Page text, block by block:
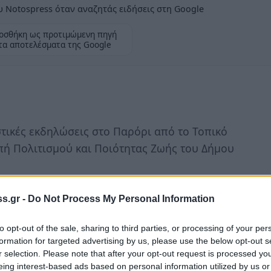
- Do Not Process My Personal Information
opt-out of the sale, sharing to third parties, or processing of your
for targeted advertising by us, please use the below opt-out
selection. Please note that after your opt-out request is processed
interest-based ads based on personal information utilized by us
όταν αναζητάς ειδήσεις στη Google
ως προτιμώμενη πηγή
αποτελέσματα της Google
εκδηλώσεις στo Παρόρι από το Τοπικό
Πολιτισμού και Ποιότητας Ζωής του Δήμου
της 19ης Αυγούστου στον χώρο έξω από
θέατρο σκιών με παράσταση
22 Αυγούστου στον ίδιο χώρο, με την
σινεμά. Υπεύθυνος για την ταινία ήταν
(Ρόδον) ο οποίος μίλησε στο κοινό, κατά